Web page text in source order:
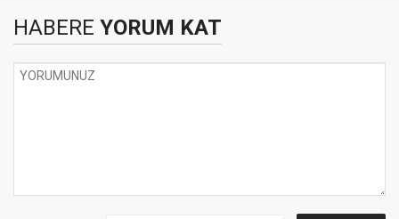
HABERE YORUM KAT